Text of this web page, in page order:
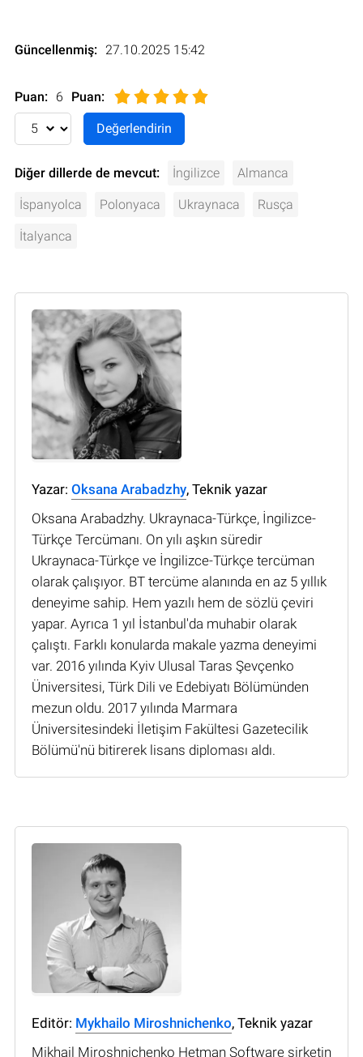
Güncellenmiş: 27.10.2025 15:42
Puan: 6 Puan:
Diğer dillerde de mevcut: İngilizce Almanca
İspanyolca Polonyaca Ukraynaca Rusça
İtalyanca
Yazar: Oksana Arabadzhy, Teknik yazar
Oksana Arabadzhy. Ukraynaca-Türkçe, İngilizce-
Türkçe Tercümanı. On yılı aşkın süredir
Ukraynaca-Türkçe ve İngilizce-Türkçe tercüman
olarak çalışıyor. BT tercüme alanında en az 5 yıllık
deneyime sahip. Hem yazılı hem de sözlü çeviri
yapar. Ayrıca 1 yıl İstanbul'da muhabir olarak
çalıştı. Farklı konularda makale yazma deneyimi
var. 2016 yılında Kyiv Ulusal Taras Şevçenko
Üniversitesi, Türk Dili ve Edebiyatı Bölümünden
mezun oldu. 2017 yılında Marmara
Üniversitesindeki İletişim Fakültesi Gazetecilik
Bölümü'nü bitirerek lisans diploması aldı.
Editör: Mykhailo Miroshnichenko, Teknik yazar
Mikhail Miroshnichenko Hetman Software şirketin